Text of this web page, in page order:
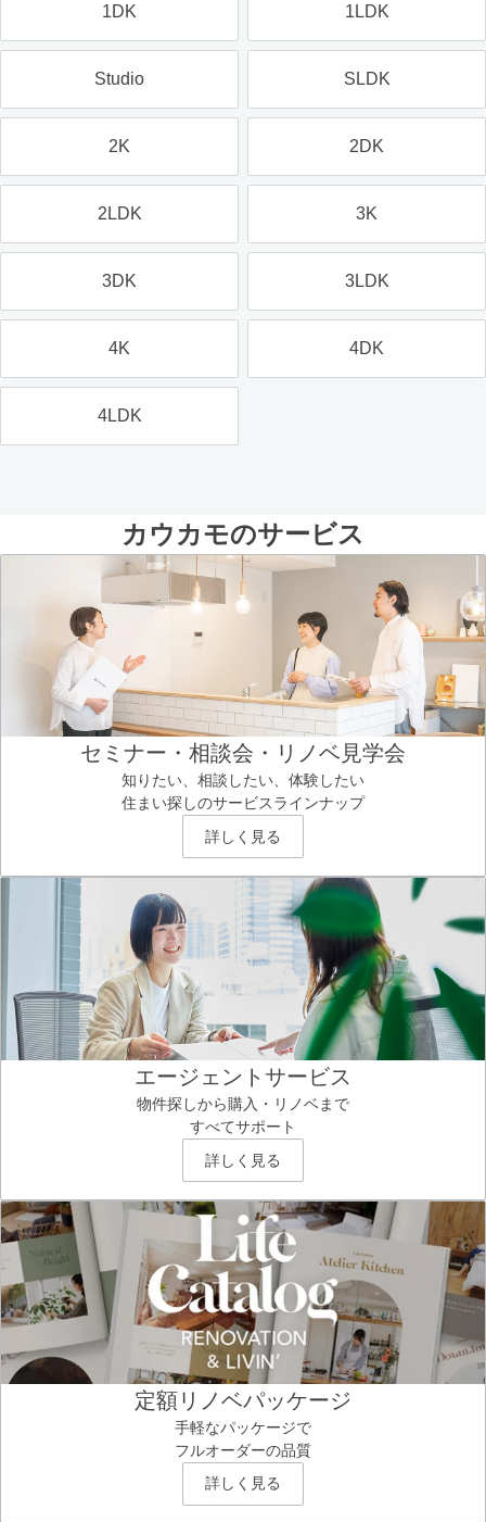
1DK 1LDK
Studio SLDK
2K 2DK
2LDK 3K
3DK 3LDK
4K 4DK
4LDK
カウカモのサービス
セミナー・相談会・リノベ見学会
知りたい、相談したい、体験したい
住まい探しのサービスラインナップ
詳しく見る
エージェントサービス
物件探しから購入・リノベまで
すべてサポート
詳しく見る
定額リノベパッケージ
手軽なパッケージで
フルオーダーの品質
詳しく見る